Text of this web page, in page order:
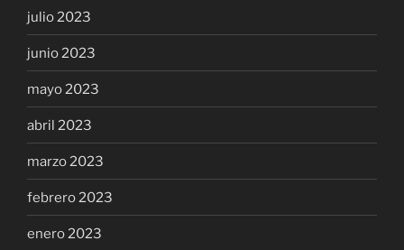
julio 2023
junio 2023
mayo 2023
abril 2023
marzo 2023
febrero 2023
enero 2023